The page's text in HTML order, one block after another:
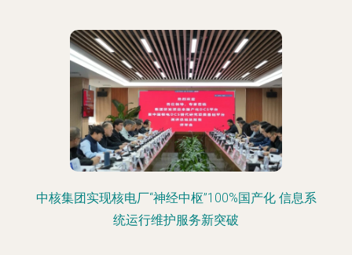
中核集团实现核电厂“神经中枢”100%国产化 信息系
统运行维护服务新突破